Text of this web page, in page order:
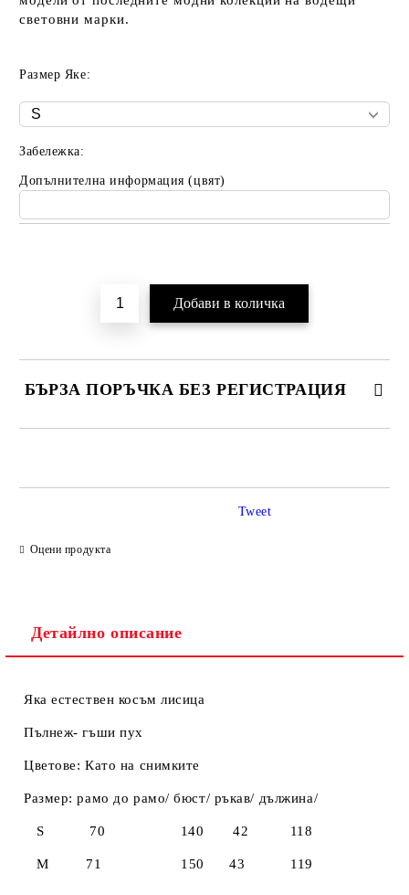
световни марки.
Размер Яке:
Забележка:
Допълнителна информация (цвят)
БЪРЗА ПОРЪЧКА БЕЗ РЕГИСТРАЦИЯ
Оцени продукта
Tweet
Детайлно описание
Яка естествен косъм лисица
Пълнеж- гъши пух
Цветове: Като на снимките
Размер: рамо до рамо/ бюст/ ръкав/ дължина/
S 70 140 42 118
M 71 150 43 119